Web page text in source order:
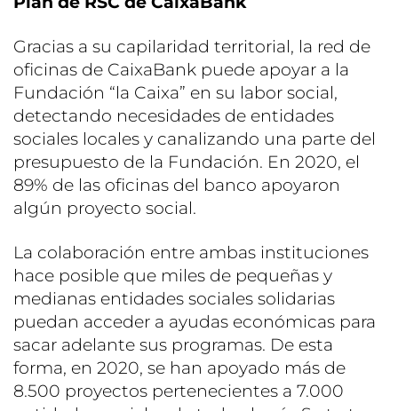
Gracias a su capilaridad territorial, la red de
oficinas de CaixaBank puede apoyar a la
Fundación “la Caixa” en su labor social,
detectando necesidades de entidades
sociales locales y canalizando una parte del
presupuesto de la Fundación. En 2020, el
89% de las oficinas del banco apoyaron
algún proyecto social.
La colaboración entre ambas instituciones
hace posible que miles de pequeñas y
medianas entidades sociales solidarias
puedan acceder a ayudas económicas para
sacar adelante sus programas. De esta
forma, en 2020, se han apoyado más de
8.500 proyectos pertenecientes a 7.000